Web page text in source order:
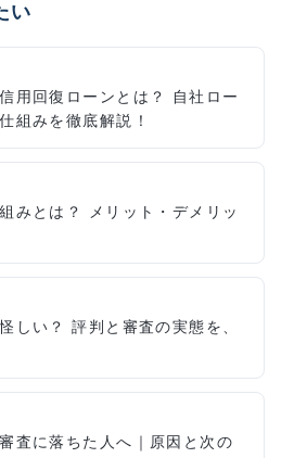
い
用回復ローンとは？ 自社ロー
組みを徹底解説！
みとは？ メリット・デメリッ
しい？ 評判と審査の実態を、
査に落ちた人へ｜原因と次の